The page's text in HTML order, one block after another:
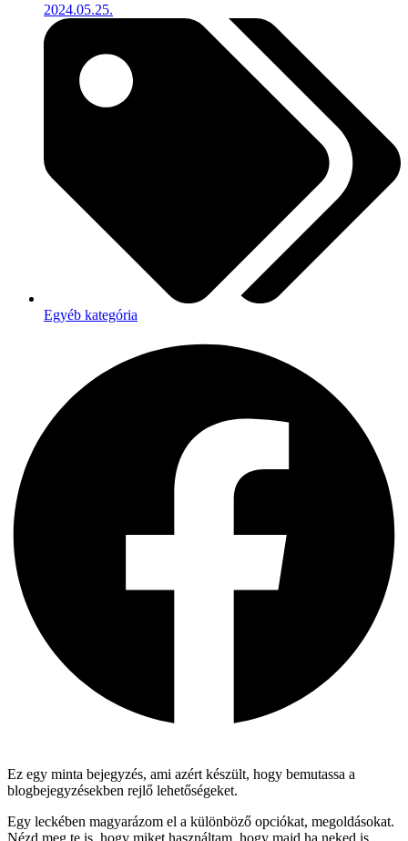
2024.05.25.
Egyéb kategória
Ez egy minta bejegyzés, ami azért készült, hogy bemutassa a
blogbejegyzésekben rejlő lehetőségeket.
Egy leckében magyarázom el a különböző opciókat, megoldásokat.